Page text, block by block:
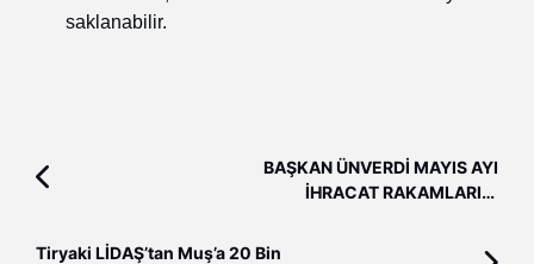
saklanabilir.
BAŞKAN ÜNVERDİ MAYIS AYI
İHRACAT RAKAMLARINI
Tiryaki LİDAŞ’tan Muş’a 20 Bin